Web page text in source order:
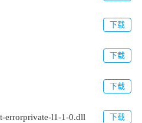
下载
下载
下载
errorprivate-l1-1-0.dll 下载